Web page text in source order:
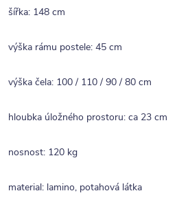
šířka: 148 cm
výška rámu postele: 45 cm
výška čela: 100 / 110 / 90 / 80 cm
hloubka úložného prostoru: ca 23 cm
nosnost: 120 kg
material: lamino, potahová látka